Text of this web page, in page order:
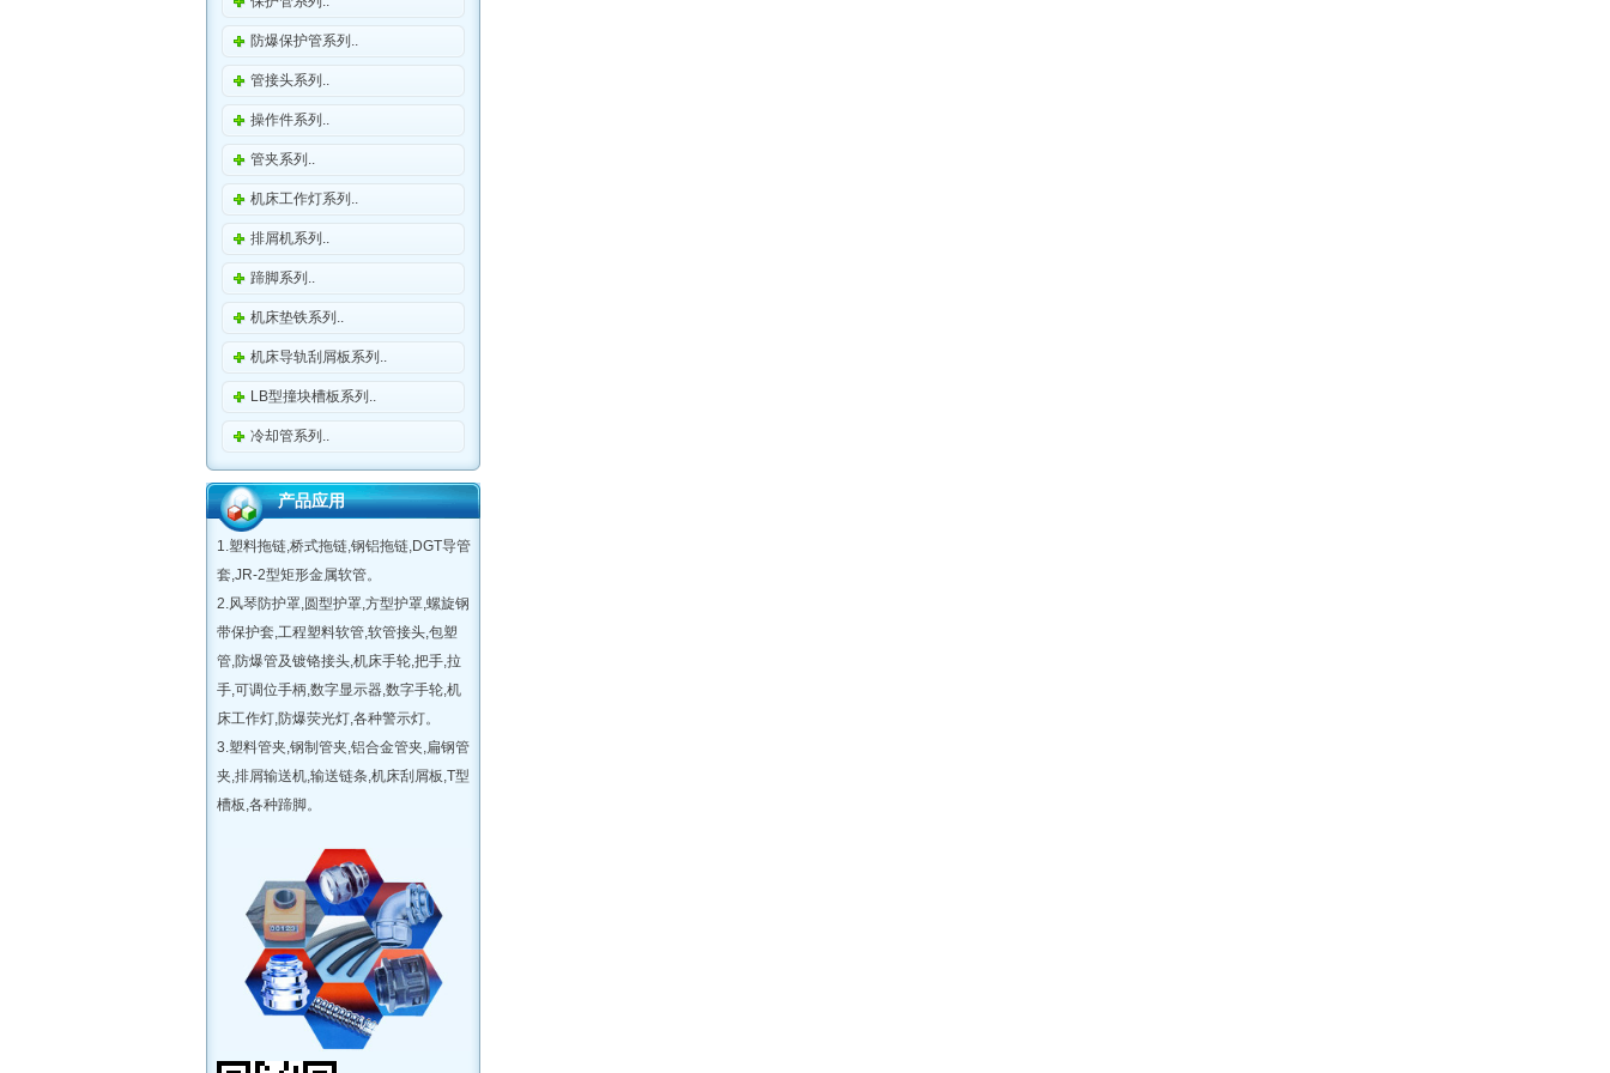
防爆保护管系列..
管接头系列..
操作件系列..
管夹系列..
机床工作灯系列..
排屑机系列..
蹄脚系列..
机床垫铁系列..
机床导轨刮屑板系列..
LB型撞块槽板系列..
冷却管系列..
产品应用
1.塑料拖链,桥式拖链,钢铝拖链,DGT导管
套,JR-2型矩形金属软管。
2.风琴防护罩,圆型护罩,方型护罩,螺旋钢
带保护套,工程塑料软管,软管接头,包塑
管,防爆管及镀铬接头,机床手轮,把手,拉
手,可调位手柄,数字显示器,数字手轮,机
床工作灯,防爆荧光灯,各种警示灯。
3.塑料管夹,钢制管夹,铝合金管夹,扁钢管
夹,排屑输送机,输送链条,机床刮屑板,T型
槽板,各种蹄脚。